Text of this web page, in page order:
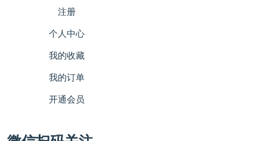
注册
个人中心
我的收藏
我的订单
开通会员